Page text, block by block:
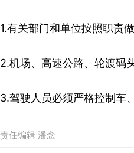
1.有关部门和单位按照职责
2.机场、高速公路、轮渡码
3.驾驶人员必须严格控制车
责任编辑 潘念